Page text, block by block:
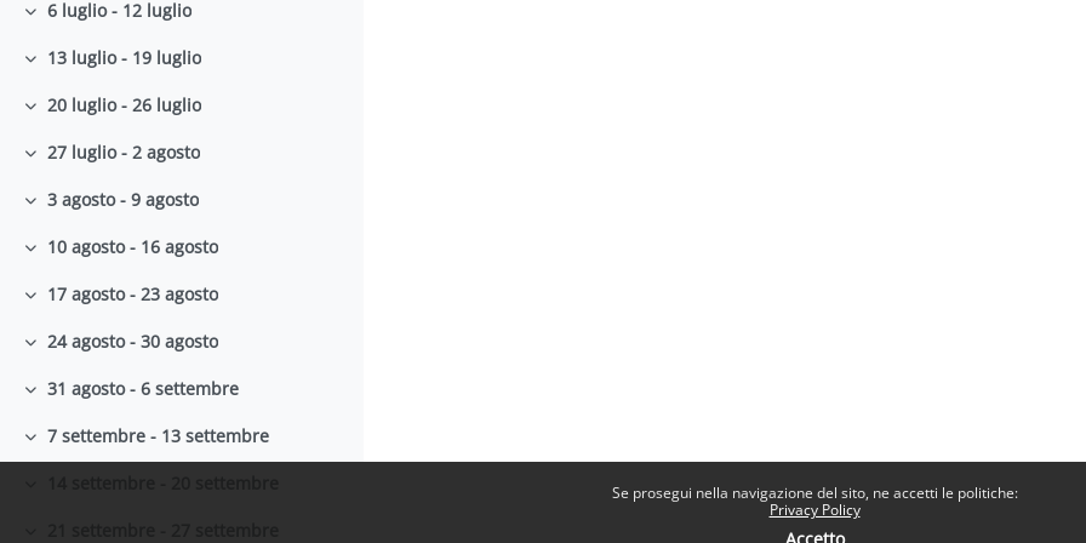
Se prosegui nella navigazione del sito, ne accetti le politiche:
Privacy Policy
Minimizza
6 luglio - 12 luglio
Minimizza
13 luglio - 19 luglio
Minimizza
20 luglio - 26 luglio
Minimizza
27 luglio - 2 agosto
Minimizza
3 agosto - 9 agosto
Minimizza
10 agosto - 16 agosto
Minimizza
17 agosto - 23 agosto
Minimizza
24 agosto - 30 agosto
Minimizza
31 agosto - 6 settembre
Minimizza
7 settembre - 13 settembre